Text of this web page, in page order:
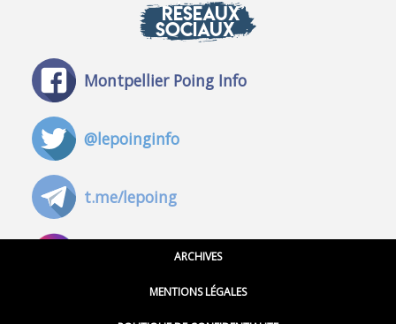
RÉSEAUX
SOCIAUX
Montpellier Poing Info
@lepoinginfo
t.me/lepoing
@montpellierpoinginfo
ARCHIVES
MENTIONS LÉGALES